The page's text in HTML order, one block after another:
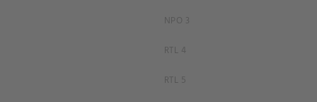
NPO 3
RTL 4
RTL 5